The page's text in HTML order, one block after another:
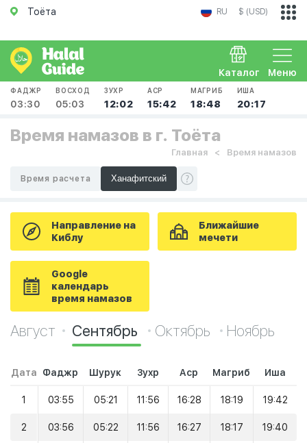
Тоёта RU $ (USD)
Меню
Каталог
ФАДЖР
03:30
ВОСХОД
05:03
ЗУХР
12:02
АСР
15:42
МАГРИБ
18:48
ИША
20:17
Время намазов в г. Тоёта
Главная Время намазов
Время расчета
Направление на
Киблу
Ближайшие
мечети
Google
календарь
время намазов
Август Сентябрь Октябрь Ноябрь
Дата Фаджр Шурук Зухр Аср Магриб Иша
1 03:55 05:21 11:56 16:28 18:19 19:42
2 03:56 05:22 11:56 16:27 18:17 19:40